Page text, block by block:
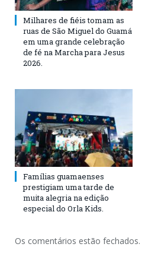
Milhares de fiéis tomam as
ruas de São Miguel do Guamá
em uma grande celebração
de fé na Marcha para Jesus
2026.
Famílias guamaenses
prestigiam uma tarde de
muita alegria na edição
especial do Orla Kids.
Os comentários estão fechados.